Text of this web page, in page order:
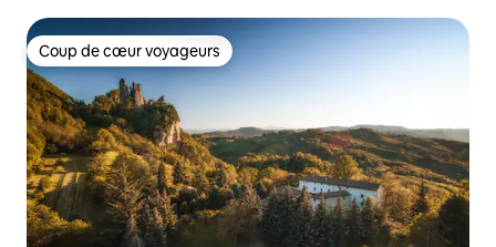
Coup de cœur voyageurs
Coup de cœur voyageurs